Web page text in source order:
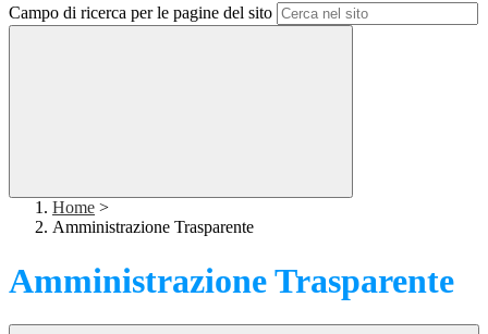
Campo di ricerca per le pagine del sito
Home >
Amministrazione Trasparente
Amministrazione Trasparente